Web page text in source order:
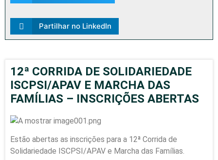
Partilhar no LinkedIn
12ª CORRIDA DE SOLIDARIEDADE
ISCPSI/APAV E MARCHA DAS
FAMÍLIAS – INSCRIÇÕES ABERTAS
Estão abertas as inscrições para a 12ª Corrida de
Solidariedade ISCPSI/APAV e Marcha das Famílias.